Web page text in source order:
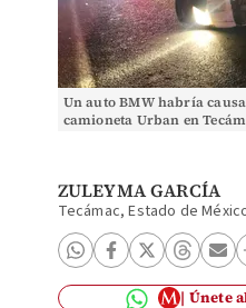
Un auto BMW habría
camioneta Urban en
ZULEYMA GARCÍA
Tecámac, Estado de
Únete